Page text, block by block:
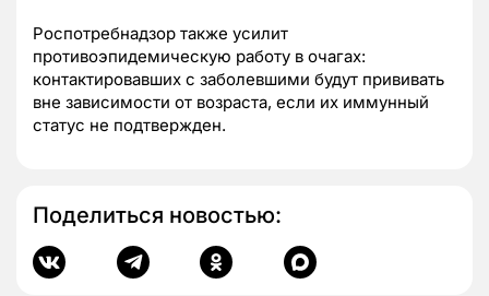
Роспотребнадзор также усилит
противоэпидемическую работу в очагах:
контактировавших с заболевшими будут прививать
вне зависимости от возраста, если их иммунный
статус не подтвержден.
Поделиться новостью: